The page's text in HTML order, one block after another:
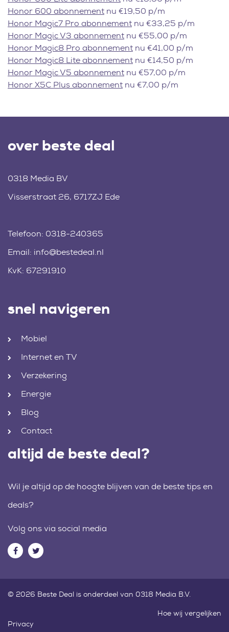
Honor 600 abonnement nu €19,50 p/m
Honor Magic7 Pro abonnement nu €33,25 p/m
Honor Magic V3 abonnement nu €55,00 p/m
Honor Magic8 Pro abonnement nu €41,00 p/m
Honor Magic8 Lite abonnement nu €14,50 p/m
Honor Magic V5 abonnement nu €57,00 p/m
Honor X5C Plus abonnement nu €7,00 p/m
over beste deal
0318 Media BV
Visserstraat 26, 6717ZJ Ede
Telefoon: 0318-240365
Email: info@bestedeal.nl
KvK: 67291910
snel navigeren
Mobiel
Internet en TV
Verzekering
Energie
Blog
Contact
altijd de beste deal?
Wil je altijd op de hoogte blijven van de beste tips en
deals?
Volg ons via social media
© 2026 Beste Deal is onderdeel van 0318 Media B.V.
Hoe wij vergelijken
Privacy